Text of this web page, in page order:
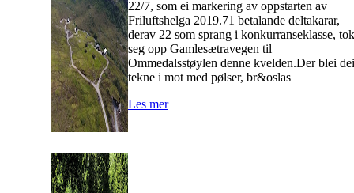
22/7, som ei markering av oppstarten av
Friluftshelga 2019.71 betalande deltakarar,
derav 22 som sprang i konkurranseklasse, tok
seg opp Gamlesætravegen til
Ommedalsstøylen denne kvelden.Der blei dei
tekne i mot med pølser, br&oslas
Les mer